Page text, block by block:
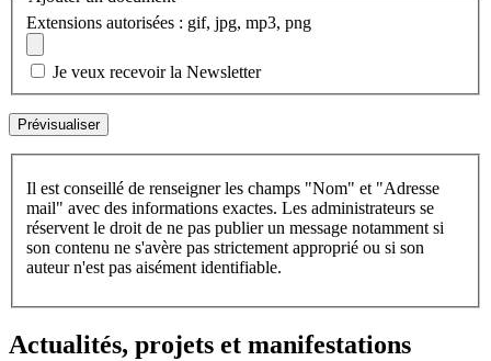
Extensions autorisées : gif, jpg, mp3, png
Je veux recevoir la Newsletter
Il est conseillé de renseigner les champs "Nom" et "Adresse
mail" avec des informations exactes. Les administrateurs se
réservent le droit de ne pas publier un message notamment si
son contenu ne s'avère pas strictement approprié ou si son
auteur n'est pas aisément identifiable.
Actualités, projets et manifestations